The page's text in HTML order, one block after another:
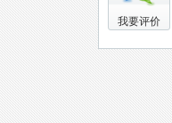
我要评价